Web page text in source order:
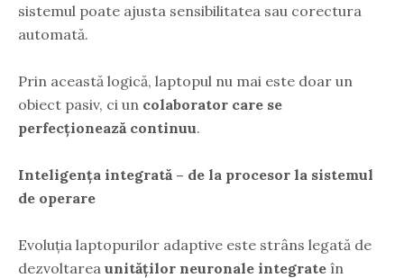
sistemul poate ajusta sensibilitatea sau corectura
automată.
Prin această logică, laptopul nu mai este doar un
obiect pasiv, ci un colaborator care se
perfecționează continuu.
Inteligența integrată – de la procesor la sistemul
de operare
Evoluția laptopurilor adaptive este strâns legată de
dezvoltarea unităților neuronale integrate în